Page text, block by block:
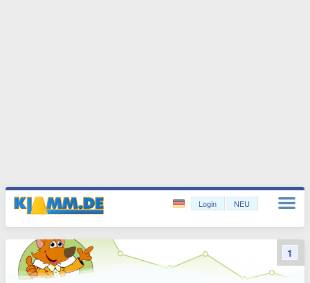
Login NEU
1